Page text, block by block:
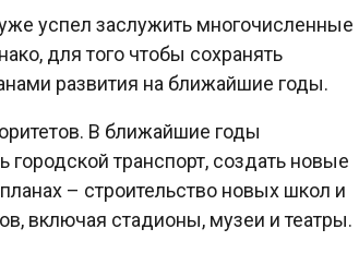
успел заслужить многочисленные
для того чтобы сохранять
развития на ближайшие годы.
В ближайшие годы
городской транспорт, создать новые
– строительство новых школ и
включая стадионы, музеи и театры.